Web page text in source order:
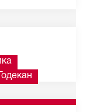
Годекан